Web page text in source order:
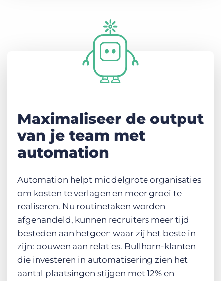
Maximaliseer de output
van je team met
automation
Automation helpt middelgrote organisaties
om kosten te verlagen en meer groei te
realiseren. Nu routinetaken worden
afgehandeld, kunnen recruiters meer tijd
besteden aan hetgeen waar zij het beste in
zijn: bouwen aan relaties. Bullhorn-klanten
die investeren in automatisering zien het
aantal plaatsingen stijgen met 12% en